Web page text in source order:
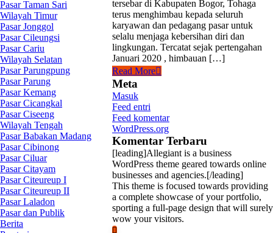
Pasar Taman Sari
Wilayah Timur
Pasar Jonggol
Pasar Cileungsi
Pasar Cariu
Wilayah Selatan
Pasar Parungpung
Pasar Parung
Pasar Kemang
Pasar Cicangkal
Pasar Ciseeng
Wilayah Tengah
Pasar Babakan Madang
Pasar Cibinong
Pasar Ciluar
Pasar Citayam
Pasar Citeureup I
Pasar Citeureup II
Pasar Laladon
Pasar dan Publik
Berita
tersebar di Kabupaten Bogor, Tohaga
terus menghimbau kepada seluruh
karyawan dan pedagang pasar untuk
selalu menjaga kebersihan diri dan
lingkungan. Tercatat sejak pertengahan
Januari 2020 , himbauan […]
Read More
Meta
Masuk
Feed entri
Feed komentar
WordPress.org
Komentar Terbaru
[leading]Allegiant is a business
WordPress theme geared towards online
businesses and agencies.[/leading]
This theme is focused towards providing
a complete showcase of your portfolio,
sporting a full-page design that will surely
wow your visitors.